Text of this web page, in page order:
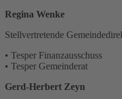
Regina Wenke
Stellvertretende
• Tesper Finanzausschuss
• Tesper Gemeinderat
Gerd-Herbert Zeyn